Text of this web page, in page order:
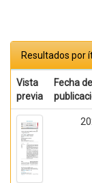
Resultados por
Vista
previa
Fecha de